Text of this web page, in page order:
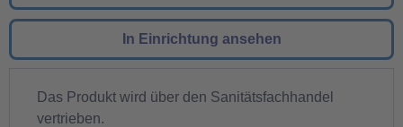
In Einrichtung ansehen
Das Produkt wird über den Sanitätsfachhandel
vertrieben.